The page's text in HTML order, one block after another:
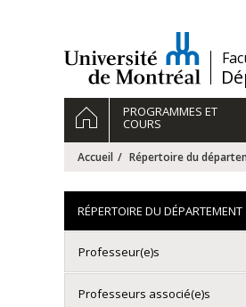
/
Navigation
principale
ACCUEILPROGRAMMES ET
COURS
Accueil Répertoire du
RÉPERTOIRE DU DÉPARTEMENT
Professeur(e)s
Professeurs associé(e)s